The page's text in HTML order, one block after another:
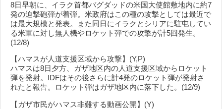
8日早朝に、イラク首都バグダッドの米国大使館敷地内に約7
発の迫撃砲弾が着弾。米政府はこの種の攻撃としては最近で
は最大規模と発表。また同日にイラクとシリアに駐屯してい
る米軍に対し無人機やロケット弾での攻撃が計5回発生。
(12/8)
【ハマスが人道支援区域から攻撃】(Y,P)
ハマスは8日夕方、ガザ地区内の人道支援区域からロケット
弾を発射。IDFはその後さらに計4発のロケット弾が発射さ
れたと報告。ロケット弾はガザ地区内に落下した。(12/9)
【ガザ市民がハマス非難する動画公開】(Y)